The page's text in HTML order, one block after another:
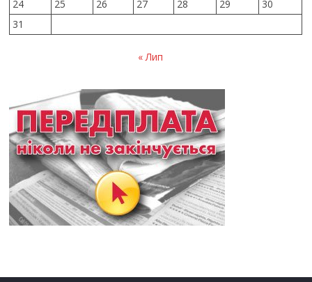
24
25 26 27 28 29
30
31
« Лип